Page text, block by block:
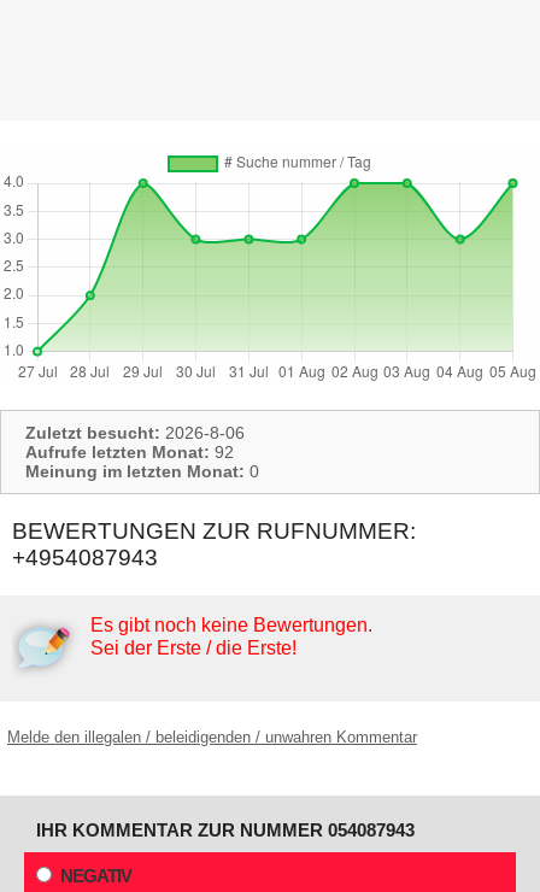
Zuletzt besucht: 2026-8-06
Aufrufe letzten Monat: 92
Meinung im letzten Monat: 0
BEWERTUNGEN ZUR RUFNUMMER:
+4954087943
Es gibt noch keine Bewertungen.
Sei der Erste / die Erste!
Melde den illegalen / beleidigenden / unwahren Kommentar
IHR KOMMENTAR ZUR NUMMER 054087943
NEGATIV